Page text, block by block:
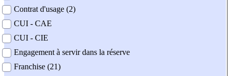
Contrat d'usage (2)
CUI - CAE
CUI - CIE
Engagement à servir dans la réserve
Franchise (21)